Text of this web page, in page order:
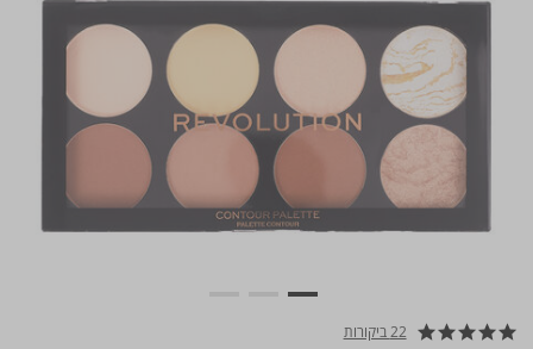
4.9 star rating 22 ביקורות